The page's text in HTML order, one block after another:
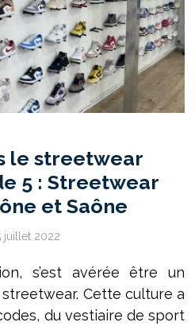
le streetwear
5 : Streetwear
et Saône
juillet 2022
s’est avérée être un
Cette culture a
du vestiaire de sport